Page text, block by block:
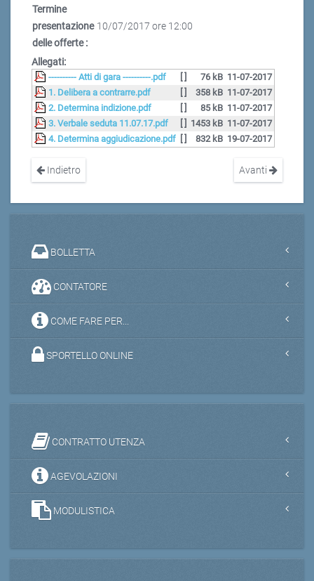
Termine
presentazione
delle offerte :
10/07/2017 ore 12:00
Allegati:
---------- Atti di gara ----------.pdf 76 kB 11-07-2017
1. Delibera a contrarre.pdf
358 kB 11-07-2017
2. Determina indizione.pdf
85 kB 11-07-2017
3. Verbale seduta 11.07.17.pdf
1453 kB 11-07-2017
4. Determina aggiudicazione.pdf
832 kB 19-07-2017
Indietro Avanti
BOLLETTA
CONTATORE
COME FARE PER...
SPORTELLO ONLINE
CONTRATTO UTENZA
AGEVOLAZIONI
MODULISTICA